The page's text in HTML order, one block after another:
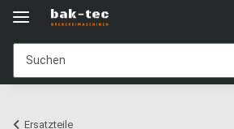
Ersatzteile